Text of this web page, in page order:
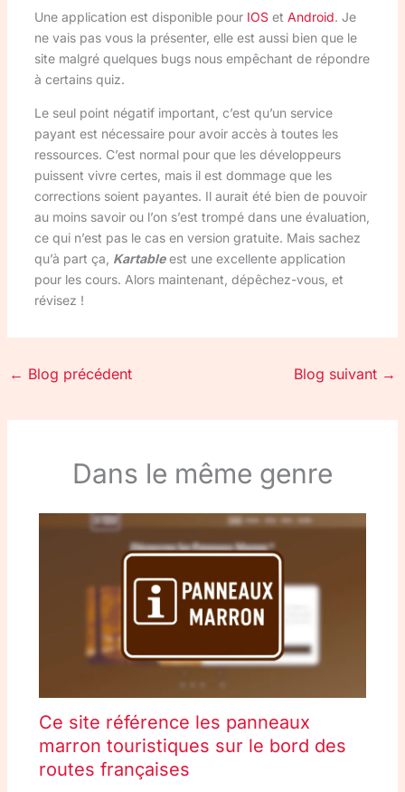
Une application est disponible pour IOSet Android. Je
ne vais pas vous la présenter, elle est aussi bien que le
site malgré quelques bugs nous empêchant de répondre
à certains quiz.
Le seul point négatif important, c’est qu’un service
payant est nécessaire pour avoir accès à toutes les
ressources. C’est normal pour que les développeurs
puissent vivre certes, mais il est dommage que les
corrections soient payantes. Il aurait été bien de pouvoir
au moins savoir ou l’on s’est trompé dans une évaluation,
ce qui n’est pas le cas en version gratuite. Mais sachez
qu’à part ça, Kartableest une excellente application
pour les cours. Alors maintenant, dépêchez-vous, et
révisez !
← Blog précédent Blog suivant →
Dans le même genre
Ce site référence les panneaux
marron touristiques sur le bord des
routes françaises